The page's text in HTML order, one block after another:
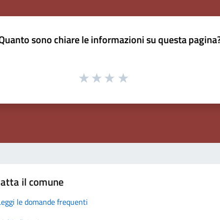
sono chiare le informazioni su questa
il comune
le domande frequenti